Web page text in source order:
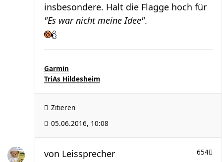
insbesondere. Halt die Flagge hoch für
"Es war nicht meine Idee".
Garmin
TriAs Hildesheim
Zitieren
05.06.2016, 10:08
654
von Leissprecher